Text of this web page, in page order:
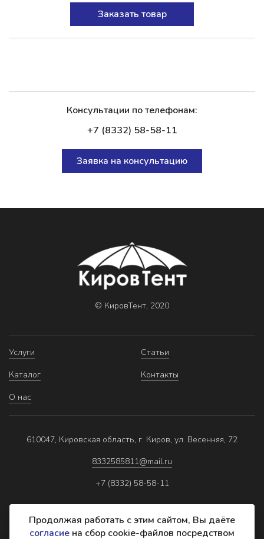
Заказать товар
Консультации по телефонам:
+7 (8332) 58-58-11
Заявка на консультацию
© КировТент, 2020
Услуги
Каталог
О нас
Статьи
Контакты
610047, Кировская область, г. Киров, ул. Весенняя, 72
8332585811@mail.ru
+7 (8332) 58-58-11
Продолжая работать с этим сайтом, Вы даёте
согласие на сбор cookie-файлов посредством